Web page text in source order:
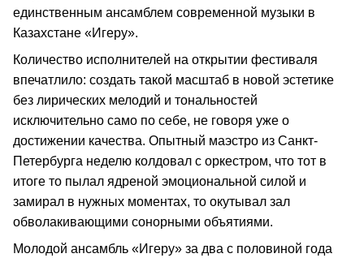
единственным ансамблем современной музыки в
Казахстане «Игеру».
Количество исполнителей на открытии фестиваля
впечатлило: создать такой масштаб в новой эстетике
без лирических мелодий и тональностей
исключительно само по себе, не говоря уже о
достижении качества. Опытный маэстро из Санкт-
Петербурга неделю колдовал с оркестром, что тот в
итоге то пылал ядреной эмоциональной силой и
замирал в нужных моментах, то окутывал зал
обволакивающими сонорными объятиями.
Молодой ансамбль «Игеру» за два с половиной года